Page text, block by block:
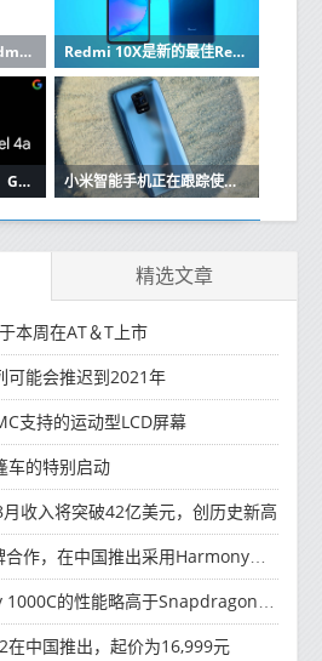
Redmi K30i可能是Redmi K30 5G的便宜版本 Redmi 10X是新的最佳Redmi中档吗
与Redmi Note 7相比，Google Pixel 4a相机样品泄漏 小米智能手机正在跟踪使用习惯并浏览其所有者的数据[更新]
精选文章
本周在AT＆T上市
可能会推迟到2021年
支持的运动型LCD屏幕
车的特别启动
收入将突破42亿美元，创历史新高
中国推出采用HarmonyOS 2.0的智能家居产品
的性能略高于Snapdragon 765G
在中国推出，起价为16,999元